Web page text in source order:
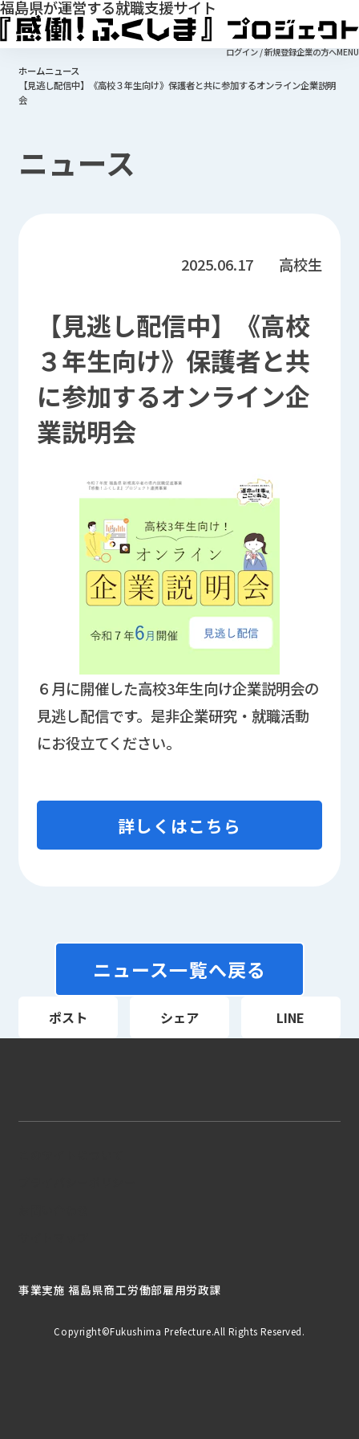
福島県が運営する就職支援サイト
ログイン / 新規登録企業の方へMENU
ホームニュース
【見逃し配信中】《高校３年生向け》保護者と共に参加するオンライン企業説明
会
ニュース
2025.06.17 高校生
【見逃し配信中】《高校
３年生向け》保護者と共
に参加するオンライン企
業説明会
６月に開催した高校3年生向け企業説明会の
見逃し配信です。是非企業研究・就職活動
にお役立てください。
詳しくはこちら
ニュース一覧へ戻る
ポスト シェア LINE
事業実施 福島県商工労働部雇用労政課
Copyright©Fukushima Prefecture.All Rights Reserved.